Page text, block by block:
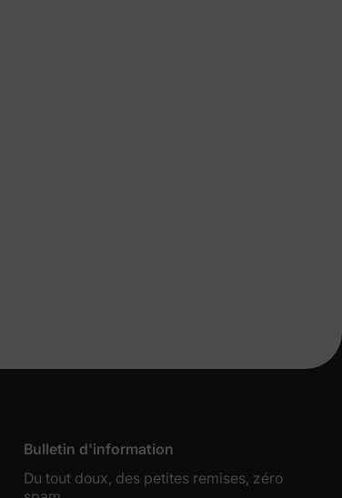
Bulletin d'information
Du tout doux, des petites remises, zéro